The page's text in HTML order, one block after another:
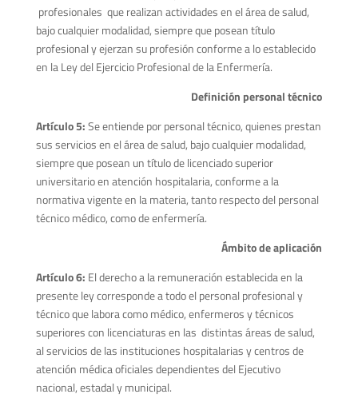
profesionales que realizan actividades en el área de salud,
bajo cualquier modalidad, siempre que posean título
profesional y ejerzan su profesión conforme a lo establecido
en la Ley del Ejercicio Profesional de la Enfermería.
Definición personal técnico
Artículo 5:Se entiende por personal técnico, quienes prestan
sus servicios en el área de salud, bajo cualquier modalidad,
siempre que posean un título de licenciado superior
universitario en atención hospitalaria, conforme a la
normativa vigente en la materia, tanto respecto del personal
técnico médico, como de enfermería.
Ámbito de aplicación
Artículo 6: El derecho a la remuneración establecida en la
presente ley corresponde a todo el personal profesional y
técnico que labora como médico, enfermeros y técnicos
superiores con licenciaturas en las distintas áreas de salud,
al servicios de las instituciones hospitalarias y centros de
atención médica oficiales dependientes del Ejecutivo
nacional, estadal y municipal.